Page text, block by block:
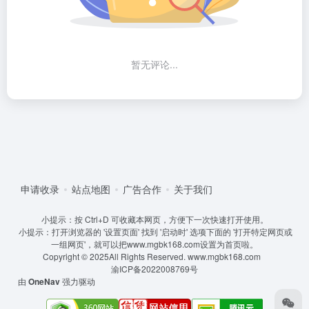
暂无评论...
申请收录 站点地图 广告合作 关于我们
小提示：按 Ctrl+D 可收藏本网页，方便下一次快速打开使用。
小提示：打开浏览器的 '设置页面' 找到 '启动时' 选项下面的 '打开特定网页或
一组网页'，就可以把www.mgbk168.com设置为首页啦。
Copyright © 2025All Rights Reserved. www.mgbk168.com
渝ICP备2022008769号
由 OneNav强力驱动